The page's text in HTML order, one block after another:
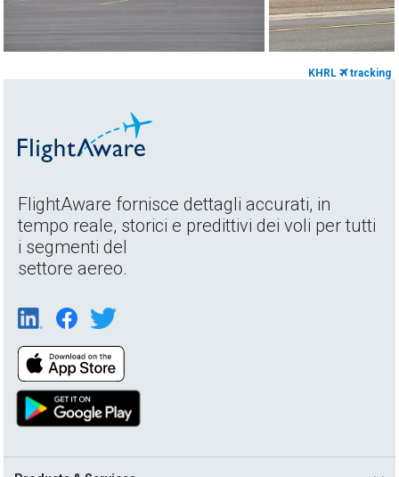
KHRL tracking
FlightAware fornisce dettagli accurati, in
tempo reale, storici e predittivi dei voli per tutti
i segmenti del
settore aereo.